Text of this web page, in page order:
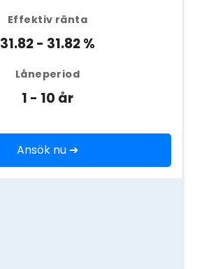
Effektiv ränta
31.82 - 31.82 %
Låneperiod
1 - 10 år
Ansök nu ➔